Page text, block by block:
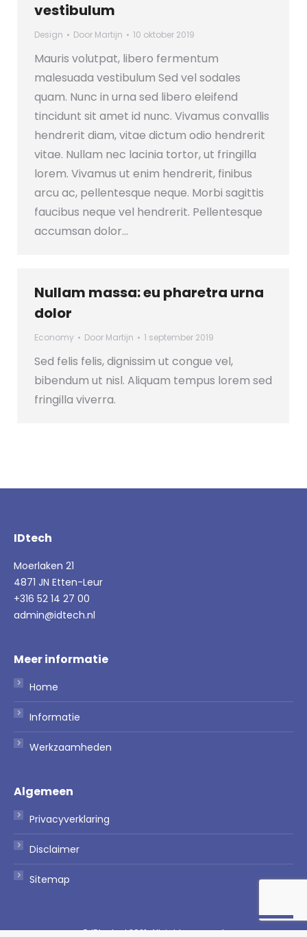
vestibulum
Design Door Martijn 10 oktober 2019
Mauris volutpat, libero fermentum
malesuada vestibulum Sed vel sodales
quam. Nunc in urna sed libero eleifend
tincidunt sit amet id nunc. Vivamus convallis
hendrerit diam, vitae dictum odio hendrerit
vitae. Nullam nec lacinia tortor, ut fringilla
lorem. Vivamus ut enim hendrerit, finibus
arcu ac, pellentesque neque. Morbi sagittis
faucibus neque vel hendrerit. Pellentesque
accumsan dolor…
Nullam massa: eu pharetra urna
dolor
Economy Door Martijn 1 september 2019
Sed felis felis, dignissim ut congue vel,
bibendum ut nisl. Aliquam tempus lorem sed
fringilla viverra.
IDtech
Moerlaken 21
4871 JN Etten-Leur
+316 52 14 27 00
admin@idtech.nl
Meer informatie
Home
Informatie
Werkzaamheden
Algemeen
Privacyverklaring
Disclaimer
Sitemap
© IDtech.nl 2021. All rights reserved.